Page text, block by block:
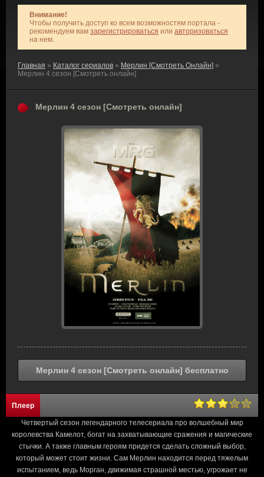
Внимание!
Чтобы получить доступ ко всем возможностям портала -
рекомендуем вам зарегистрироваться или авторизоваться
на нем.
Главная » Каталог сериалов » Мерлин [Смотреть Онлайн] »
Мерлин 4 сезон [Смотреть онлайн]
Мерлин 4 сезон [Смотреть онлайн]
Мерлин 4 сезон [Смотреть онлайн] бесплатно
Плеер
Четвертый сезон легендарного телесериала про волшебный мир
королевства Камелот, богат на захватывающие сражения и магические
стычки. А также главным героям придется сделать сложный выбор,
который может стоит жизни. Сам Мерлин находится перед тяжелым
испытанием, ведь Морган, движимая страшной местью, угрожает не